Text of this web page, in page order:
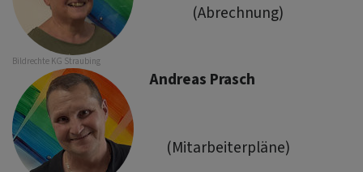
Bildrechte KG Straubing
(Abrechnung)
Andreas Prasch
(Mitarbeiterpläne)